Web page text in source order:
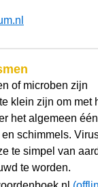
of microben zijn
klein zijn om met
het algemeen
schimmels.
te simpel van
te worden.